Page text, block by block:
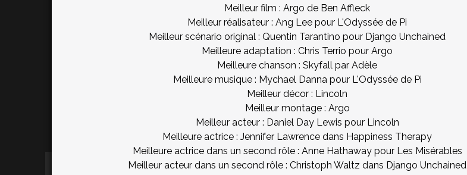
Meilleur film : Argo de Ben Affleck
Meilleur réalisateur : Ang Lee pour L'Odyssée de Pi
Meilleur scénario original : Quentin Tarantino pour Django Unchained
Meilleure adaptation : Chris Terrio pour Argo
Meilleure chanson : Skyfall par Adèle
Meilleure musique : Mychael Danna pour L'Odyssée de Pi
Meilleur décor : Lincoln
Meilleur montage : Argo
Meilleur acteur : Daniel Day Lewis pour Lincoln
Meilleure actrice : Jennifer Lawrence dans Happiness Therapy
Meilleure actrice dans un second rôle : Anne Hathaway pour Les Misérables
Meilleur acteur dans un second rôle : Christoph Waltz dans Django Unchained